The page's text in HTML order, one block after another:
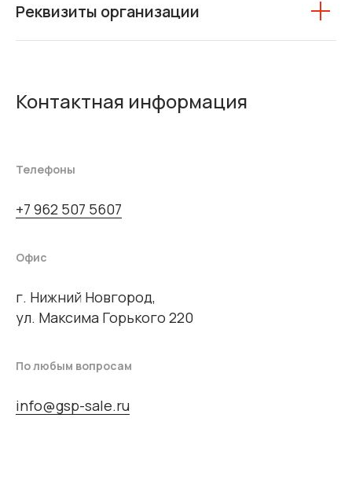
Реквизиты организации
Контактная информация
Телефоны
+7 962 507 5607
Офис
г. Нижний Новгород,
ул. Максима Горького 220
По любым вопросам
info@gsp-sale.ru